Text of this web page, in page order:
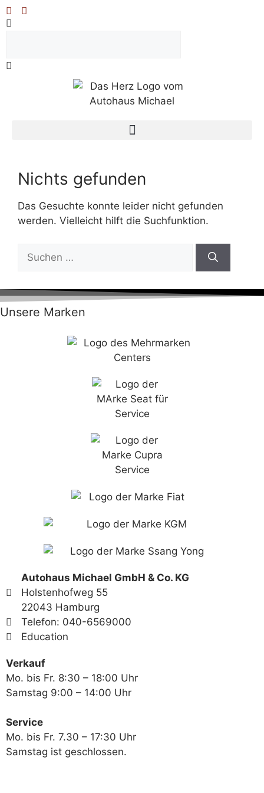
Nichts gefunden
Das Gesuchte konnte leider nicht gefunden
werden. Vielleicht hilft die Suchfunktion.
Unsere Marken
Autohaus Michael GmbH & Co. KG
Holstenhofweg 55
22043 Hamburg
Telefon: 040-6569000
Education
Verkauf
Mo. bis Fr. 8:30 – 18:00 Uhr
Samstag 9:00 – 14:00 Uhr
Service
Mo. bis Fr. 7.30 – 17:30 Uhr
Samstag ist geschlossen.